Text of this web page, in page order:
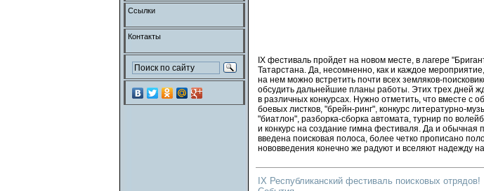
IX фестиваль пройдет на новом месте, в лагере
Татарстана. Да, несомненно, как и каждое
на нем можно встретить почти всех земляков-
обсудить дальнейшие планы работы. Этих трех дней
в различных конкурсах. Нужно отметить, что вместе с
боевых листков, "брейн-ринг", конкурс литературно-
"биатлон", разборка-сборка автомата, турнир по
и конкурс на создание гимна фестиваля. Да и
введена поисковая полоса, более четко прописано
нововведения конечно же радуют и вселяют надежду
IX Республиканский фестиваль поисковых отрядов!
Ссылки
Контакты